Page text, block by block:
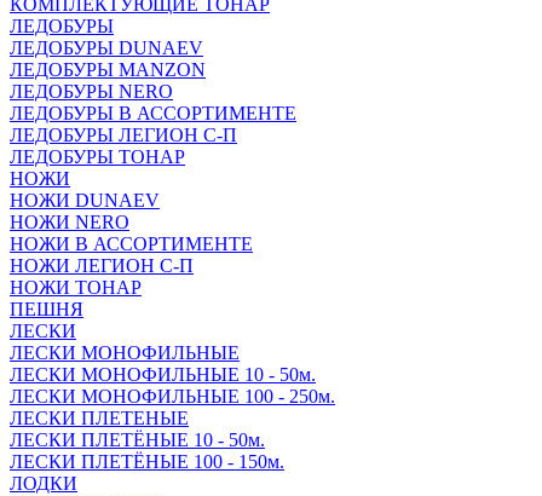
КОМПЛЕКТУЮЩИЕ ТОНАР
ЛЕДОБУРЫ
ЛЕДОБУРЫ DUNAEV
ЛЕДОБУРЫ MANZON
ЛЕДОБУРЫ NERO
ЛЕДОБУРЫ В АССОРТИМЕНТЕ
ЛЕДОБУРЫ ЛЕГИОН С-П
ЛЕДОБУРЫ ТОНАР
НОЖИ
НОЖИ DUNAEV
НОЖИ NERO
НОЖИ В АССОРТИМЕНТЕ
НОЖИ ЛЕГИОН С-П
НОЖИ ТОНАР
ПЕШНЯ
ЛЕСКИ
ЛЕСКИ МОНОФИЛЬНЫЕ
ЛЕСКИ МОНОФИЛЬНЫЕ 10 - 50м.
ЛЕСКИ МОНОФИЛЬНЫЕ 100 - 250м.
ЛЕСКИ ПЛЕТЕНЫЕ
ЛЕСКИ ПЛЕТЁНЫЕ 10 - 50м.
ЛЕСКИ ПЛЕТЁНЫЕ 100 - 150м.
ЛОДКИ